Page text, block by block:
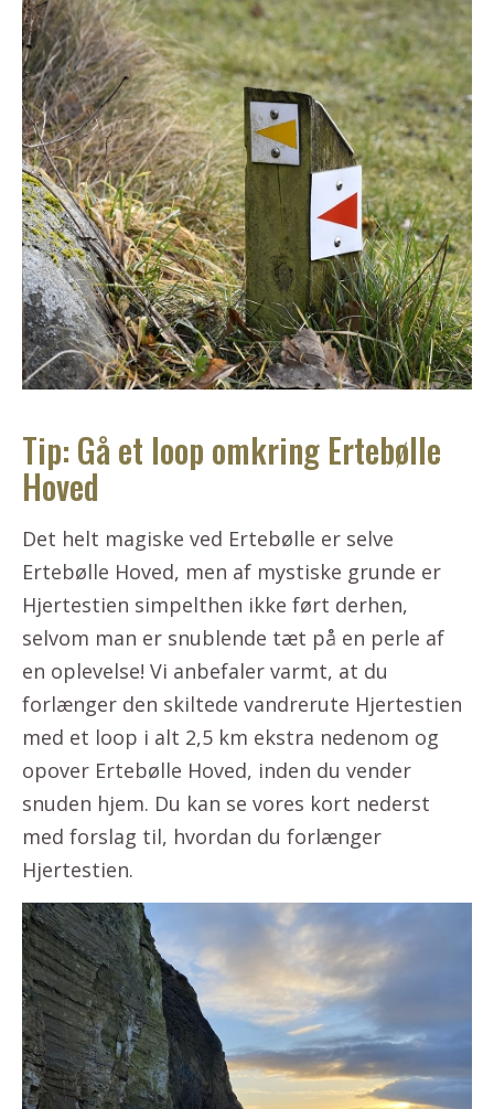
Tip: Gå et loop omkring Ertebølle
Hoved
Det helt magiske ved Ertebølle er selve
Ertebølle Hoved, men af mystiske grunde er
Hjertestien simpelthen ikke ført derhen,
selvom man er snublende tæt på en perle af
en oplevelse! Vi anbefaler varmt, at du
forlænger den skiltede vandrerute Hjertestien
med et loop i alt 2,5 km ekstra nedenom og
opover Ertebølle Hoved, inden du vender
snuden hjem. Du kan se vores kort nederst
med forslag til, hvordan du forlænger
Hjertestien.